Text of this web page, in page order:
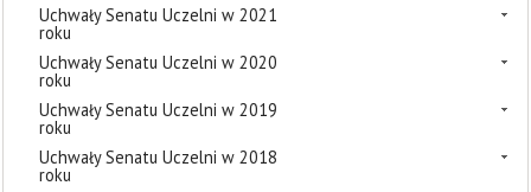
Uchwały Senatu Uczelni w 2021
roku
Uchwały Senatu Uczelni w 2020
roku
Uchwały Senatu Uczelni w 2019
roku
Uchwały Senatu Uczelni w 2018
roku